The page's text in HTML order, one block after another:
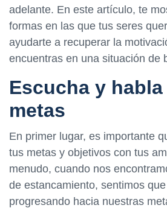
adelante. En este artículo, te
formas en las que tus seres
ayudarte a recuperar la
encuentras en una situación de
Escucha y
metas
En primer lugar, es importante
tus metas y objetivos con tus
menudo, cuando nos
de estancamiento, sentimos
progresando hacia nuestras